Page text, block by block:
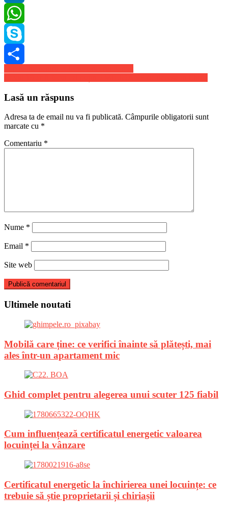
LinkedIn
WhatsApp
Skype
Share
Navigare
în
articole
Lasă un răspuns
Adresa ta de email nu va fi publicată. Câmpurile obligatorii sunt
marcate cu *
Comentariu *
Nume *
Email *
Site web
Ultimele noutati
Mobilă care ține: ce verifici înainte să plătești, mai
ales într-un apartament mic
Ghid complet pentru alegerea unui scuter 125 fiabil
Cum influențează certificatul energetic valoarea
locuinței la vânzare
Certificatul energetic la închirierea unei locuințe: ce
trebuie să știe proprietarii și chiriașii